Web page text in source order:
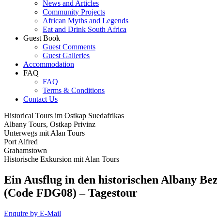
News and Articles
Community Projects
African Myths and Legends
Eat and Drink South Africa
Guest Book
Guest Comments
Guest Galleries
Accommodation
FAQ
FAQ
Terms & Conditions
Contact Us
Historical Tours im Ostkap Suedafrikas
Albany Tours, Ostkap Privinz
Unterwegs mit Alan Tours
Port Alfred
Grahamstown
Historische Exkursion mit Alan Tours
Ein Ausflug in den historischen Albany
(Code FDG08) – Tagestour
Enquire by E-Mail